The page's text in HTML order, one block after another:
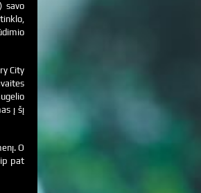
savo
City
į šį
O
pat